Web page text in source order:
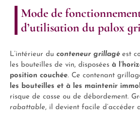
Mode de
d’utilisation du palox
L’intérieur du conteneur grillagéest
les bouteilles de vin, disposées à
position couchée. Ce contenant
les bouteilles et à les maintenir
risque de casse ou de débordement.
rabattable, il devient facile d’accéder